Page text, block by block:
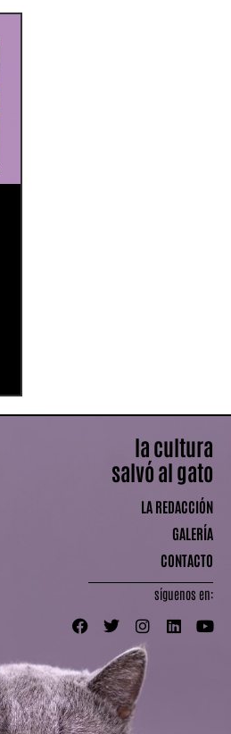
la cultura
salvó al gato
LA REDACCIÓN
GALERÍA
CONTACTO
síguenos en: